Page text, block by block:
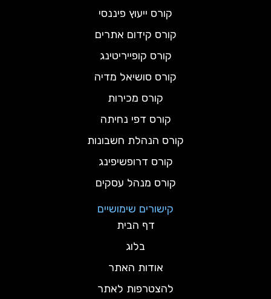
קורס ייעוץ פיננסי
קורס קידום אתרים
קורס קופייריטינג
קורס סושיאל מדיה
קורס מכירות
קורס דפי נחיתה
קורס הנהלת חשבונות
קורס דרופשיפינג
קורס מנהל עסקים
קישורים שימושיים
דף הבית
בלוג
אודות האתר
להצטרפות לאתר